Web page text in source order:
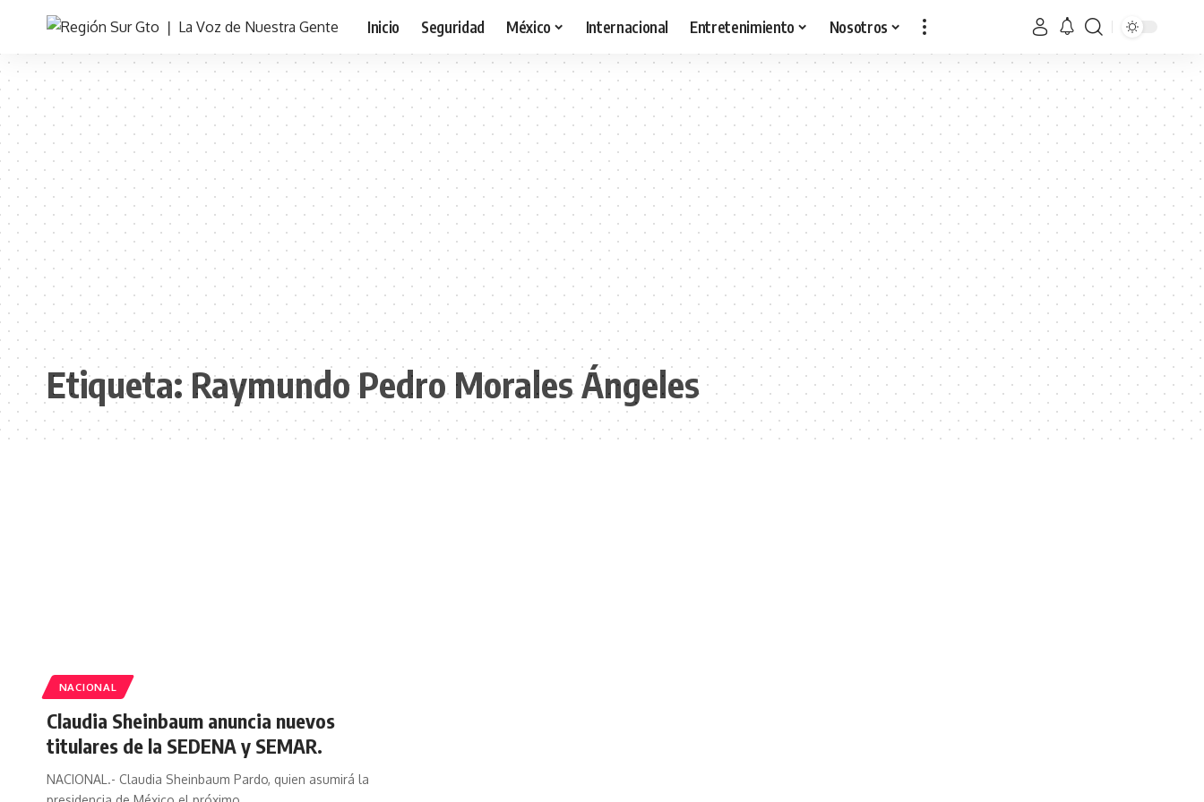
Inicio Seguridad México Internacional Entretenimiento Nosotros
Etiqueta:Raymundo Pedro Morales Ángeles
NACIONAL
Claudia Sheinbaum anuncia nuevos
titulares de la SEDENA y SEMAR.
NACIONAL.- Claudia Sheinbaum Pardo, quien asumirá la